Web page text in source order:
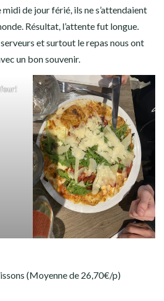
de jour férié, ils ne s’attendaient
Résultat, l’attente fut longue.
et surtout le repas nous ont
un bon souvenir.
(Moyenne de 26,70€/p)